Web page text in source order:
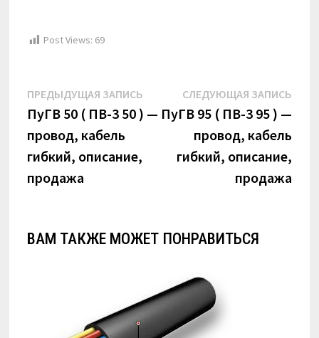
Post Views: 69
Навигация
по
записям
ПРЕДЫДУЩАЯ ЗАПИСЬ Предыдущая
запись:
ПуГВ 50 ( ПВ-3 50 ) —
провод, кабель
гибкий, описание,
продажа
СЛЕДУЮЩАЯ ЗАПИСЬ
ПуГВ 95 ( ПВ-3 95 ) —
провод, кабель
гибкий, описание,
продажа
ВАМ ТАКЖЕ МОЖЕТ ПОНРАВИТЬСЯ